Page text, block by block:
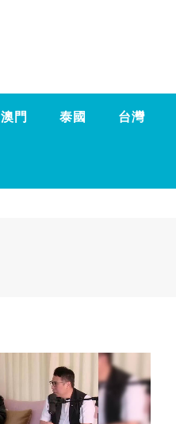
澳門 泰國 台灣